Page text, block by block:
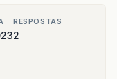
RESPOSTAS
2